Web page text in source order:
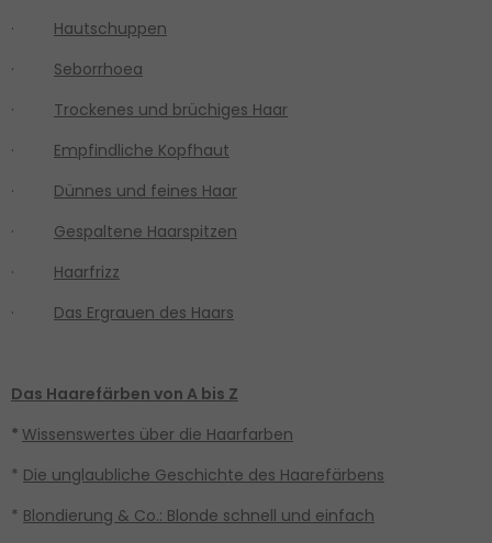
· Hautschuppen
· Seborrhoea
· Trockenes und brüchiges Haar
· Empfindliche Kopfhaut
· Dünnes und feines Haar
· Gespaltene Haarspitzen
· Haarfrizz
· Das Ergrauen des Haars
Das Haarefärben von A bis Z
* Wissenswertes über die Haarfarben
* Die unglaubliche Geschichte des Haarefärbens
* Blondierung & Co.: Blonde schnell und einfach